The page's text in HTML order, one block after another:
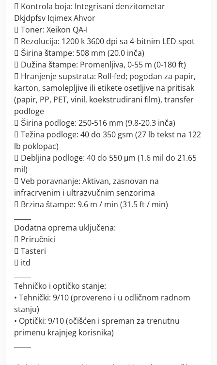
 Kontrola boja: Integrisani denzitometar
Dkjdpfsv Iqimex Ahvor
 Toner: Xeikon QA-I
 Rezolucija: 1200 k 3600 dpi sa 4-bitnim LED spot
 Širina štampe: 508 mm (20.0 inča)
 Dužina štampe: Promenljiva, 0-55 m (0-180 ft)
 Hranjenje supstrata: Roll-fed; pogodan za papir,
karton, samolepljive ili etikete osetljive na pritisak
(papir, PP, PET, vinil, koekstrudirani film), transfer
podloge
 Širina podloge: 250-516 mm (9.8-20.3 inča)
 Težina podloge: 40 do 350 gsm (27 lb tekst na 122
lb poklopac)
 Debljina podloge: 40 do 550 μm (1.6 mil do 21.65
mil)
 Veb poravnanje: Aktivan, zasnovan na
infracrvenim i ultrazvučnim senzorima
 Brzina štampe: 9.6 m / min (31.5 ft / min)
Dodatna oprema uključena:
 Priručnici
 Tasteri
 itd
Tehničko i optičko stanje:
• Tehnički: 9/10 (provereno i u odličnom radnom
stanju)
• Optički: 9/10 (očišćen i spreman za trenutnu
primenu krajnjeg korisnika)